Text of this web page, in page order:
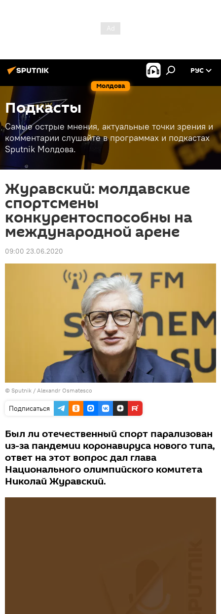
Молдова
РУС
Подкасты
Самые острые мнения, актуальные точки зрения и
комментарии слушайте в программах и подкастах
Sputnik Молдова.
Журавский: молдавские
спортсмены
конкурентоспособны на
международной арене
09:00 23.06.2020
© Sputnik / Alexandr Osmatesco
Подписаться
Был ли отечественный спорт парализован
из-за пандемии коронавируса нового типа,
ответ на этот вопрос дал глава
Национального олимпийского комитета
Николай Журавский.